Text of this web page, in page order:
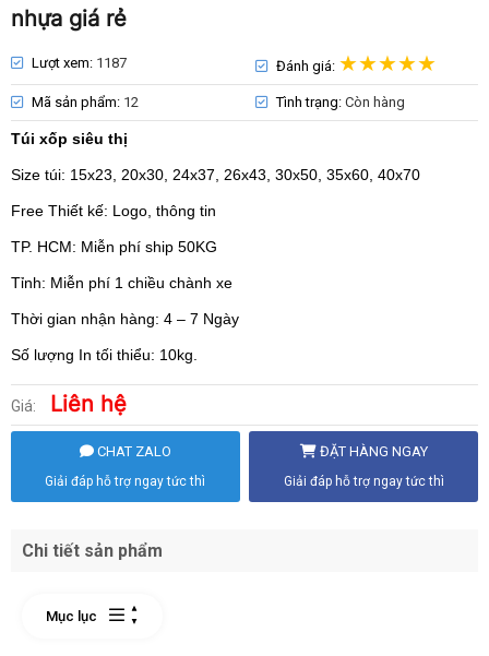
nhựa giá rẻ
Lượt xem: 1187 Đánh giá:
Mã sản phẩm: 12 Tình trạng: Còn hàng
Túi xốp siêu thị
Size túi: 15x23, 20x30, 24x37, 26x43, 30x50, 35x60, 40x70
Free Thiết kế: Logo, thông tin
TP. HCM: Miễn phí ship 50KG
Tỉnh: Miễn phí 1 chiều chành xe
Thời gian nhận hàng: 4 – 7 Ngày
Số lượng In tối thiểu: 10kg.
Giá: Liên hệ
CHAT ZALO
Giải đáp hỗ trợ ngay tức thì
ĐẶT HÀNG NGAY
Giải đáp hỗ trợ ngay tức thì
Chi tiết sản phẩm
Mục lục